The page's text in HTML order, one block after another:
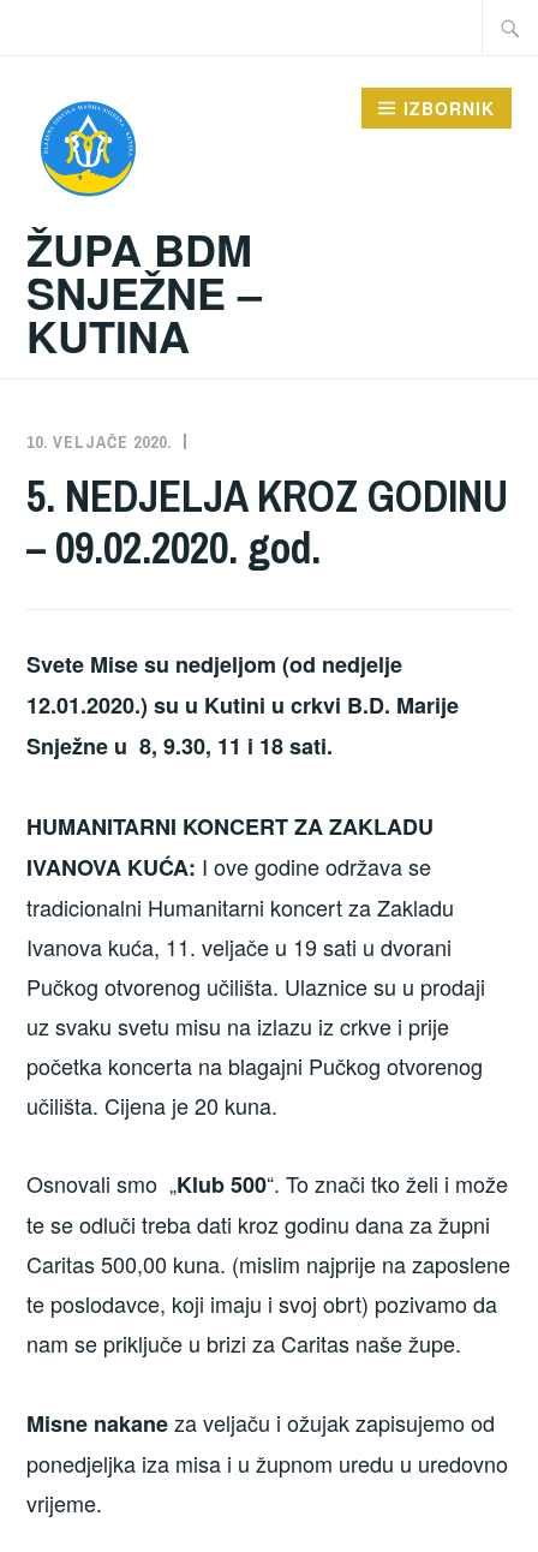
Traži:
ŽUPA BDM
SNJEŽNE –
KUTINA
IZBORNIK
10. VELJAČE 2020.
5. NEDJELJA KROZ GODINU
– 09.02.2020. god.
Svete Mise su nedjeljom (od nedjelje
12.01.2020.) su u Kutini u crkvi B.D. Marije
Snježne u 8, 9.30, 11 i 18 sati.
HUMANITARNI KONCERT ZA ZAKLADU
IVANOVA KUĆA: I ove godine održava se
tradicionalni Humanitarni koncert za Zakladu
Ivanova kuća, 11. veljače u 19 sati u dvorani
Pučkog otvorenog učilišta. Ulaznice su u prodaji
uz svaku svetu misu na izlazu iz crkve i prije
početka koncerta na blagajni Pučkog otvorenog
učilišta. Cijena je 20 kuna.
Osnovali smo „Klub 500“. To znači tko želi i može
te se odluči treba dati kroz godinu dana za župni
Caritas 500,00 kuna. (mislim najprije na zaposlene
te poslodavce, koji imaju i svoj obrt) pozivamo da
nam se priključe u brizi za Caritas naše župe.
Misne nakaneza veljaču i ožujak zapisujemo od
ponedjeljka iza misa i u župnom uredu u uredovno
vrijeme.